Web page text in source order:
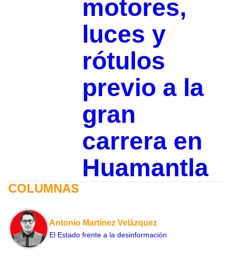
motores,
luces y
rótulos
previo a la
gran
carrera en
Huamantla
COLUMNAS
Antonio Martínez Velázquez
El Estado frente a la desinformación